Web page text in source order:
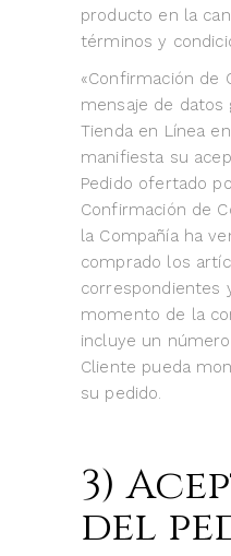
producto en la
términos y
«Confirmación de
mensaje de datos
Tienda en Línea
manifiesta su
Pedido ofertado
Confirmación de
la Compañía ha
comprado los
correspondientes
momento de la
incluye un
Cliente pueda
su pedido.
3)
del